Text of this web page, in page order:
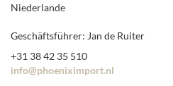
Niederlande
Geschäftsführer: Jan de Ruiter
+31 38 42 35 510
info@phoeniximport.nl